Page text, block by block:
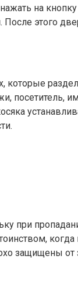
на кнопку
этого
которые
посетитель,
при
защищены